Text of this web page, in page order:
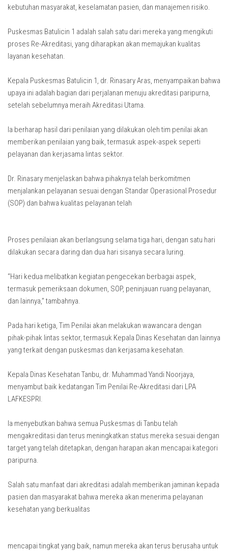
kebutuhan masyarakat, keselamatan pasien, dan manajemen risiko.
Puskesmas Batulicin 1 adalah salah satu dari mereka yang mengikuti
proses Re-Akreditasi, yang diharapkan akan memajukan kualitas
layanan kesehatan.
Kepala Puskesmas Batulicin 1, dr. Rinasary Aras, menyampaikan bahwa
upaya ini adalah bagian dari perjalanan menuju akreditasi paripurna,
setelah sebelumnya meraih Akreditasi Utama.
Ia berharap hasil dari penilaian yang dilakukan oleh tim penilai akan
memberikan penilaian yang baik, termasuk aspek-aspek seperti
pelayanan dan kerjasama lintas sektor.
Dr. Rinasary menjelaskan bahwa pihaknya telah berkomitmen
menjalankan pelayanan sesuai dengan Standar Operasional Prosedur
(SOP) dan bahwa kualitas pelayanan telah
Proses penilaian akan berlangsung selama tiga hari, dengan satu hari
dilakukan secara daring dan dua hari sisanya secara luring.
“Hari kedua melibatkan kegiatan pengecekan berbagai aspek,
termasuk pemeriksaan dokumen, SOP, peninjauan ruang pelayanan,
dan lainnya,” tambahnya.
Pada hari ketiga, Tim Penilai akan melakukan wawancara dengan
pihak-pihak lintas sektor, termasuk Kepala Dinas Kesehatan dan lainnya
yang terkait dengan puskesmas dan kerjasama kesehatan.
Kepala Dinas Kesehatan Tanbu, dr. Muhammad Yandi Noorjaya,
menyambut baik kedatangan Tim Penilai Re-Akreditasi dari LPA
LAFKESPRI.
Ia menyebutkan bahwa semua Puskesmas di Tanbu telah
mengakreditasi dan terus meningkatkan status mereka sesuai dengan
target yang telah ditetapkan, dengan harapan akan mencapai kategori
paripurna.
Salah satu manfaat dari akreditasi adalah memberikan jaminan kepada
pasien dan masyarakat bahwa mereka akan menerima pelayanan
kesehatan yang berkualitas
mencapai tingkat yang baik, namun mereka akan terus berusaha untuk